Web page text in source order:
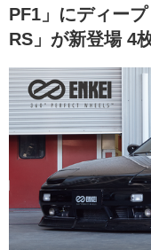
カーオーディオニュ
その他
カスタマイズニュ
カーグッズ特集記
カーグッズニュー
自動車
スクープ
PF1」にディー
RS」が新登場 4